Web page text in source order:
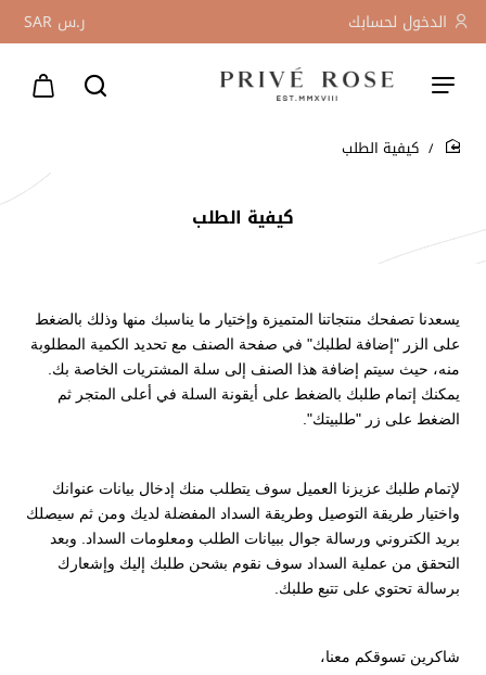
الدخول لحسابك ر.س SAR
كيفية الطلب
home كيفية الطلب
يسعدنا تصفحك منتجاتنا المتميزة وإختيار ما يناسبك منها وذلك بالضغط
على الزر "إضافة لطلبك" في صفحة الصنف مع تحديد الكمية المطلوبة
منه، حيث سيتم إضافة هذا الصنف إلى سلة المشتريات الخاصة بك.
يمكنك إتمام طلبك بالضغط على أيقونة السلة في أعلى المتجر ثم
الضغط على زر "طلبيتك".
لإتمام طلبك عزيزنا العميل سوف يتطلب منك إدخال بيانات عنوانك
واختيار طريقة التوصيل وطريقة السداد المفضلة لديك ومن ثم سيصلك
بريد الكتروني ورسالة جوال ببيانات الطلب ومعلومات السداد. وبعد
التحقق من عملية السداد سوف نقوم بشحن طلبك إليك وإشعارك
برسالة تحتوي على تتبع طلبك.
شاكرين تسوقكم معنا،